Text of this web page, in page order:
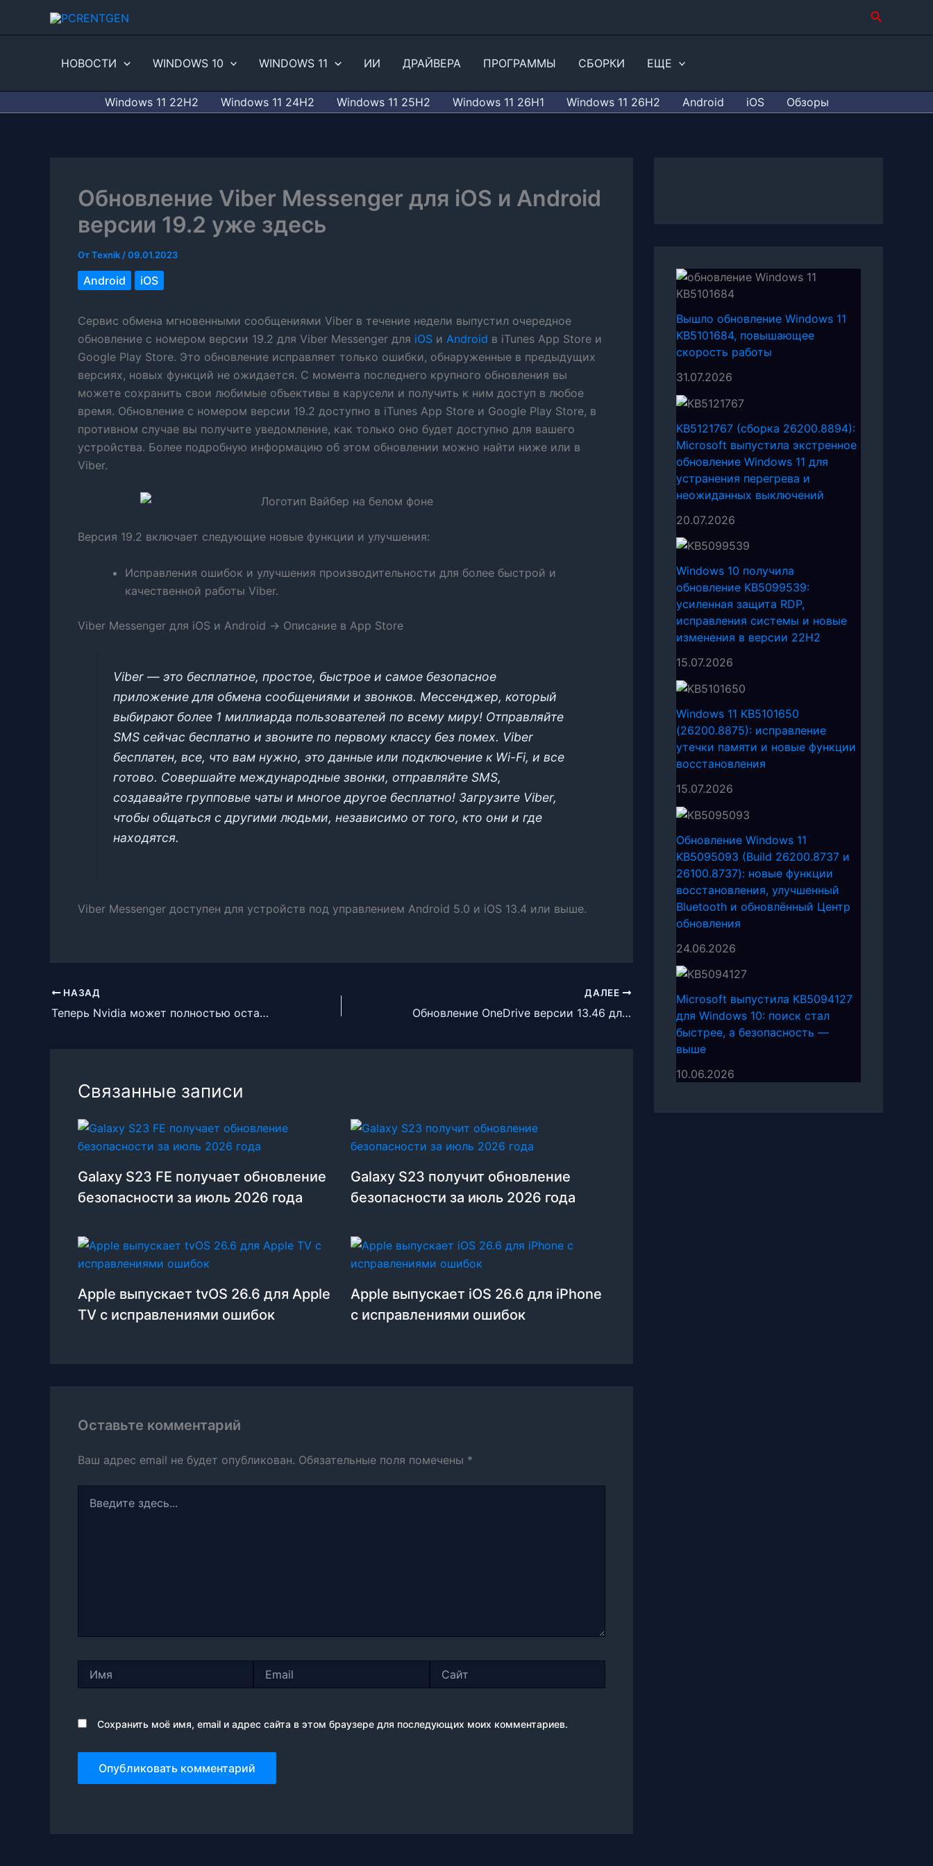
Поиск
НОВОСТИ WINDOWS 10 WINDOWS 11 ИИ ДРАЙВЕРА ПРОГРАММЫ СБОРКИ ЕЩЕ
Windows 11 22H2 Windows 11 24H2 Windows 11 25H2 Windows 11 26H1 Windows 11 26H2 Android iOS Обзоры
Обновление Viber Messenger для iOS и Android
версии 19.2 уже здесь
ОтTexnik /09.01.2023
Android iOS
Сервис обмена мгновенными сообщениями Viber в течение недели выпустил очередное
обновление с номером версии 19.2 для Viber Messenger для iOS и Android в iTunes App Store и
Google Play Store. Это обновление исправляет только ошибки, обнаруженные в предыдущих
версиях, новых функций не ожидается. С момента последнего крупного обновления вы
можете сохранить свои любимые объективы в карусели и получить к ним доступ в любое
время. Обновление с номером версии 19.2 доступно в iTunes App Store и Google Play Store, в
противном случае вы получите уведомление, как только оно будет доступно для вашего
устройства. Более подробную информацию об этом обновлении можно найти ниже или в
Viber.
Версия 19.2 включает следующие новые функции и улучшения:
Исправления ошибок и улучшения производительности для более быстрой и
качественной работы Viber.
Viber Messenger для iOS и Android -> Описание в App Store
Viber — это бесплатное, простое, быстрое и самое безопасное
приложение для обмена сообщениями и звонков. Мессенджер, который
выбирают более 1 миллиарда пользователей по всему миру! Отправляйте
SMS сейчас бесплатно и звоните по первому классу без помех. Viber
бесплатен, все, что вам нужно, это данные или подключение к Wi-Fi, и все
готово. Совершайте международные звонки, отправляйте SMS,
создавайте групповые чаты и многое другое бесплатно! Загрузите Viber,
чтобы общаться с другими людьми, независимо от того, кто они и где
находятся.
Viber Messenger доступен для устройств под управлением Android 5.0 и iOS 13.4 или выше.
НАЗАД
Теперь Nvidia может полностью оставить Intel и AMD с драйверами, оптимизированными для ИИ
ДАЛЕЕ
Обновление OneDrive версии 13.46 для iOS
Связанные записи
Galaxy S23 FE получает обновление
безопасности за июль 2026 года
Galaxy S23 получит обновление
безопасности за июль 2026 года
Apple выпускает tvOS 26.6 для Apple
TV с исправлениями ошибок
Apple выпускает iOS 26.6 для iPhone
с исправлениями ошибок
Оставьте комментарий
Ваш адрес email не будет опубликован. Обязательные поля помечены *
здесь...
Сохранить моё имя, email и адрес сайта в этом браузере для последующих моих комментариев.
Вышло обновление Windows 11
KB5101684, повышающее
скорость работы
31.07.2026
KB5121767 (сборка 26200.8894):
Microsoft выпустила экстренное
обновление Windows 11 для
устранения перегрева и
неожиданных выключений
20.07.2026
Windows 10 получила
обновление KB5099539:
усиленная защита RDP,
исправления системы и новые
изменения в версии 22H2
15.07.2026
Windows 11 KB5101650
(26200.8875): исправление
утечки памяти и новые функции
восстановления
15.07.2026
Обновление Windows 11
KB5095093 (Build 26200.8737 и
26100.8737): новые функции
восстановления, улучшенный
Bluetooth и обновлённый Центр
обновления
24.06.2026
Microsoft выпустила KB5094127
для Windows 10: поиск стал
быстрее, а безопасность —
выше
10.06.2026